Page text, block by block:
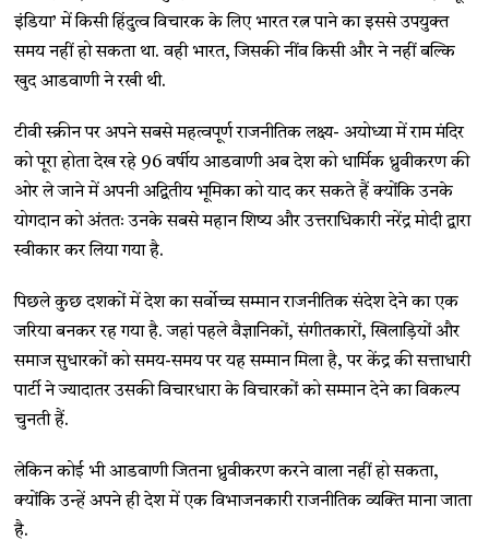
इंडिया’ में किसी हिंदुत्व विचारक के लिए भारत रत्न पाने का इससे उपयुक्त
समय नहीं हो सकता था. वही भारत, जिसकी नींव किसी और ने नहीं बल्कि
खुद आडवाणी ने रखी थी.
टीवी स्क्रीन पर अपने सबसे महत्वपूर्ण राजनीतिक लक्ष्य- अयोध्या में राम मंदिर
को पूरा होता देख रहे 96 वर्षीय आडवाणी अब देश को धार्मिक ध्रुवीकरण की
ओर ले जाने में अपनी अद्वितीय भूमिका को याद कर सकते हैं क्योंकि उनके
योगदान को अंततः उनके सबसे महान शिष्य और उत्तराधिकारी नरेंद्र मोदी द्वारा
स्वीकार कर लिया गया है.
पिछले कुछ दशकों में देश का सर्वोच्च सम्मान राजनीतिक संदेश देने का एक
जरिया बनकर रह गया है. जहां पहले वैज्ञानिकों, संगीतकारों, खिलाड़ियों और
समाज सुधारकों को समय-समय पर यह सम्मान मिला है, पर केंद्र की सत्ताधारी
पार्टी ने ज्यादातर उसकी विचारधारा के विचारकों को सम्मान देने का विकल्प
चुनती हैं.
लेकिन कोई भी आडवाणी जितना ध्रुवीकरण करने वाला नहीं हो सकता,
क्योंकि उन्हें अपने ही देश में एक विभाजनकारी राजनीतिक व्यक्ति माना जाता
है.